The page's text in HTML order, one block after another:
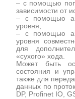
– с помощью
зависимости от
– с помощью
уровня;
– с помощью
уровня
для
«сухого» хода.
Может быть
состояния и
также для
данных по
DP, Profinet IO,